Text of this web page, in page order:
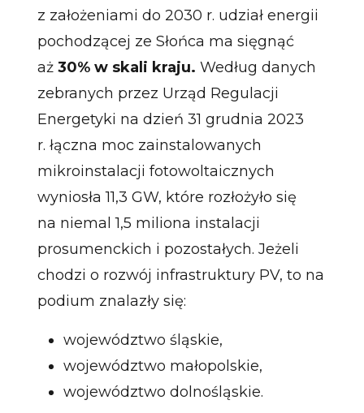
z założeniami do 2030 r. udział energii
pochodzącej ze Słońca ma sięgnąć
aż 30% w skali kraju. Według danych
zebranych przez Urząd Regulacji
Energetyki na dzień 31 grudnia 2023
r. łączna moc zainstalowanych
mikroinstalacji fotowoltaicznych
wyniosła 11,3 GW, które rozłożyło się
na niemal 1,5 miliona instalacji
prosumenckich i pozostałych. Jeżeli
chodzi o rozwój infrastruktury PV, to na
podium znalazły się:
województwo śląskie,
województwo małopolskie,
województwo dolnośląskie.